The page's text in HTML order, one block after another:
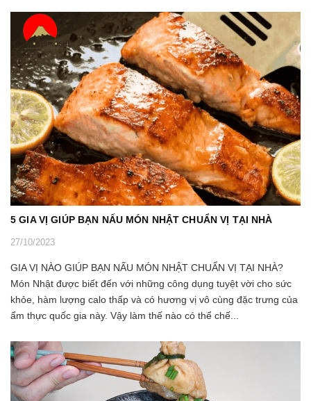
5 GIA VỊ GIÚP BẠN NẤU MÓN NHẬT CHUẨN VỊ TẠI NHÀ
27/10/2023
GIA VỊ NÀO GIÚP BẠN NẤU MÓN NHẬT CHUẨN VỊ TẠI NHÀ?
Món Nhật được biết đến với những công dụng tuyệt vời cho sức
khỏe, hàm lượng calo thấp và có hương vị vô cùng đặc trưng của
ẩm thực quốc gia này. Vậy làm thế nào có thể chế...